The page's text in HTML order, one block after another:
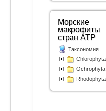
Морские
макрофиты
стран АТР
Таксономия
Chlorophyta
Ochrophyta
Rhodophyta